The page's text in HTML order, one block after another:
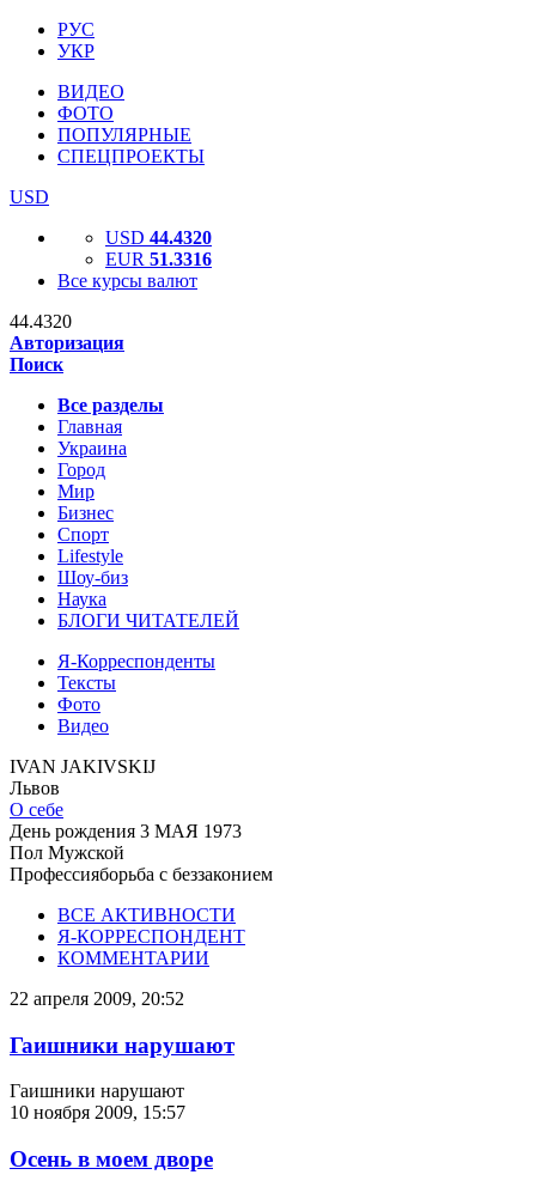
РУС
УКР
ВИДЕО
ФОТО
ПОПУЛЯРНЫЕ
СПЕЦПРОЕКТЫ
USD
USD 44.4320
EUR 51.3316
Все курсы валют
44.4320
Авторизация
Поиск
Все разделы
Главная
Украина
Город
Мир
Бизнес
Спорт
Lifestyle
Шоу-биз
Наука
БЛОГИ ЧИТАТЕЛЕЙ
Я-Корреспонденты
Тексты
Фото
Видео
IVAN JAKIVSKIJ
Львов
О себе
День рождения 3 МАЯ 1973
Пол Мужской
Профессияборьба с беззаконием
ВСЕ АКТИВНОСТИ
Я-КОРРЕСПОНДЕНТ
КОММЕНТАРИИ
22 апреля 2009, 20:52
Гаишники нарушают
Гаишники нарушают
10 ноября 2009, 15:57
Осень в моем дворе